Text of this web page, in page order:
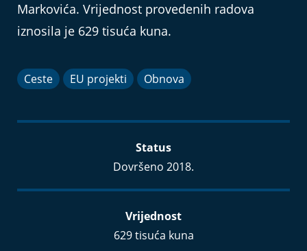
Markovića. Vrijednost provedenih radova
iznosila je 629 tisuća kuna.
Ceste EU projekti Obnova
Status
Dovršeno 2018.
Vrijednost
629 tisuća kuna